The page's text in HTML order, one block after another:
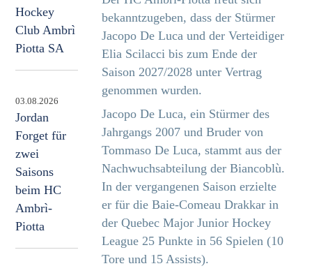
bekanntzugeben, dass der Stürmer
Jacopo De Luca und der Verteidiger
Elia Scilacci bis zum Ende der
Saison 2027/2028 unter Vertrag
genommen wurden.
Jacopo De Luca, ein Stürmer des
Jahrgangs 2007 und Bruder von
Tommaso De Luca, stammt aus der
Nachwuchsabteilung der Biancoblù.
In der vergangenen Saison erzielte
er für die Baie-Comeau Drakkar in
der Quebec Major Junior Hockey
League 25 Punkte in 56 Spielen (10
Tore und 15 Assists).
Hockey
Club Ambrì
Piotta SA
03.08.2026
Jordan
Forget für
zwei
Saisons
beim HC
Ambrì-
Piotta